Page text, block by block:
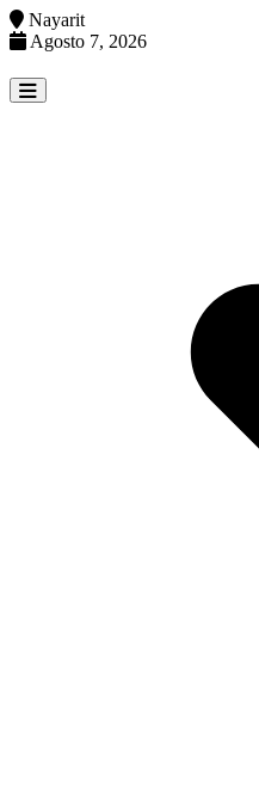
Nayarit
Agosto 7, 2026
to
content